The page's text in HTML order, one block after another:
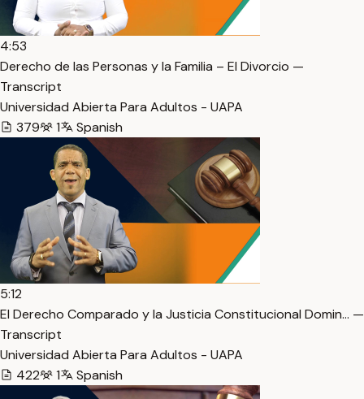
4:53
Derecho de las Personas y la Familia – El Divorcio —
Transcript
Universidad Abierta Para Adultos - UAPA
379
1 Spanish
5:12
El Derecho Comparado y la Justicia Constitucional Domin… —
Transcript
Universidad Abierta Para Adultos - UAPA
422
1 Spanish